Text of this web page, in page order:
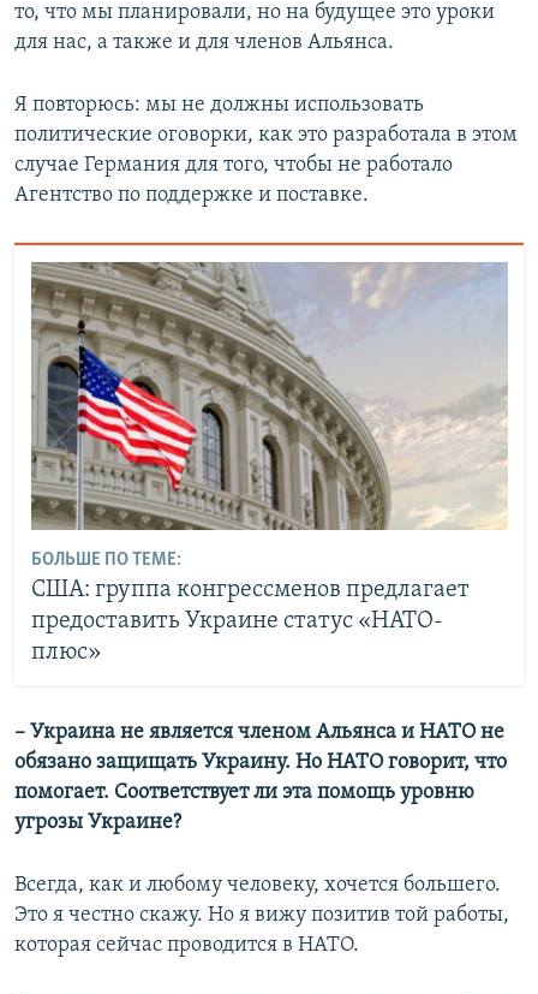
то, что мы планировали, но на будущее это уроки
для нас, а также и для членов Альянса.
Я повторюсь: мы не должны использовать
политические оговорки, как это разработала в этом
случае Германия для того, чтобы не работало
Агентство по поддержке и поставке.
БОЛЬШЕ ПО ТЕМЕ:
США: группа конгрессменов предлагает
предоставить Украине статус «НАТО-
плюс»
– Украина не является членом Альянса и НАТО не
обязано защищать Украину. Но НАТО говорит, что
помогает. Соответствует ли эта помощь уровню
угрозы Украине?
Всегда, как и любому человеку, хочется большего.
Это я честно скажу. Но я вижу позитив той работы,
которая сейчас проводится в НАТО.